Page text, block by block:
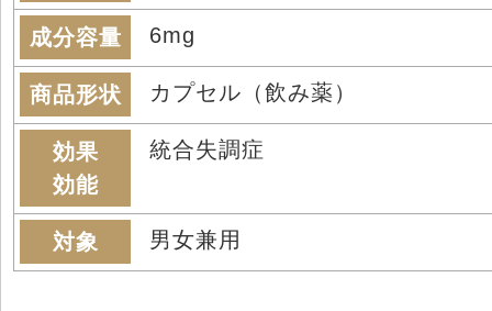
成分容量 6mg
商品形状 カプセル（飲み薬）
効果
効能
統合失調症
対象 男女兼用